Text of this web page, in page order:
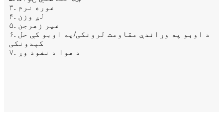
۳. غوره نرم
۴. لږ وزن
۵. غیر زهرجن
۶. د اوبو په وړاندې مقاومت لرونکی/په اوبو کې حل
کېدونکی
۷. د هوا د نفوذ وړ